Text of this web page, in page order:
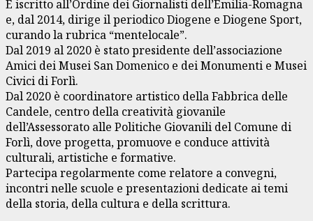
È iscritto all’Ordine dei Giornalisti dell’Emilia-Romagna
e, dal 2014, dirige il periodico Diogene e Diogene Sport,
curando la rubrica “mentelocale”.
Dal 2019 al 2020 è stato presidente dell’associazione
Amici dei Musei San Domenico e dei Monumenti e Musei
Civici di Forlì.
Dal 2020 è coordinatore artistico della Fabbrica delle
Candele, centro della creatività giovanile
dell’Assessorato alle Politiche Giovanili del Comune di
Forlì, dove progetta, promuove e conduce attività
culturali, artistiche e formative.
Partecipa regolarmente come relatore a convegni,
incontri nelle scuole e presentazioni dedicate ai temi
della storia, della cultura e della scrittura.